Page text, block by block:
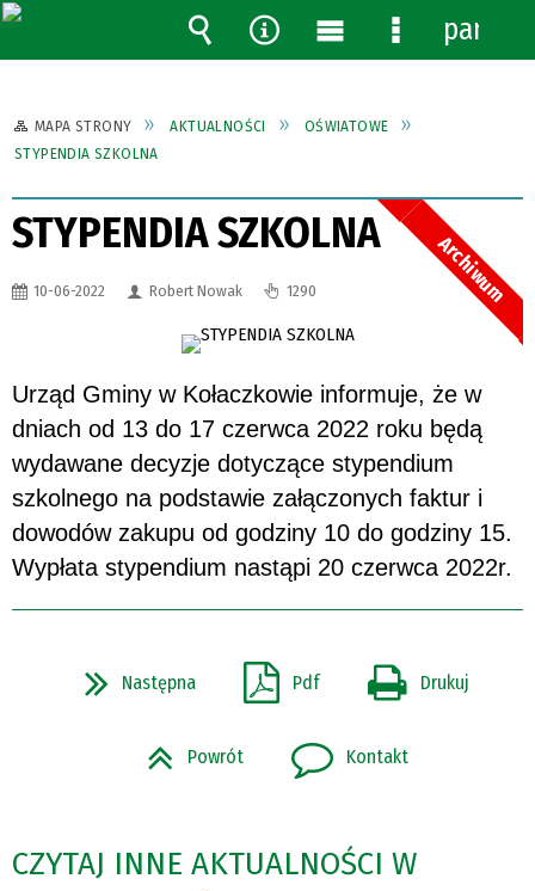
MAPA STRONY AKTUALNOŚCI
OŚWIATOWE
STYPENDIA SZKOLNA
STYPENDIA SZKOLNA
10-06-2022 Robert Nowak 1290 Archiwum
Urząd Gminy w Kołaczkowie informuje, że w
dniach od 13 do 17 czerwca 2022 roku będą
wydawane decyzje dotyczące stypendium
szkolnego na podstawie załączonych faktur i
dowodów zakupu od godziny 10 do godziny 15.
Wypłata stypendium nastąpi 20 czerwca 2022r.
Następna Pdf Drukuj
Powrót Kontakt
CZYTAJ INNE AKTUALNOŚCI W
Wyszukiwarka
Narzędzia
MenuMenu
panel